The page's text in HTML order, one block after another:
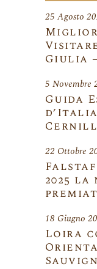
Giulia
25 Agosto
Guida
d’Italia
5 Novembre
2025
22 Ottobre
Loira
18 Giugno